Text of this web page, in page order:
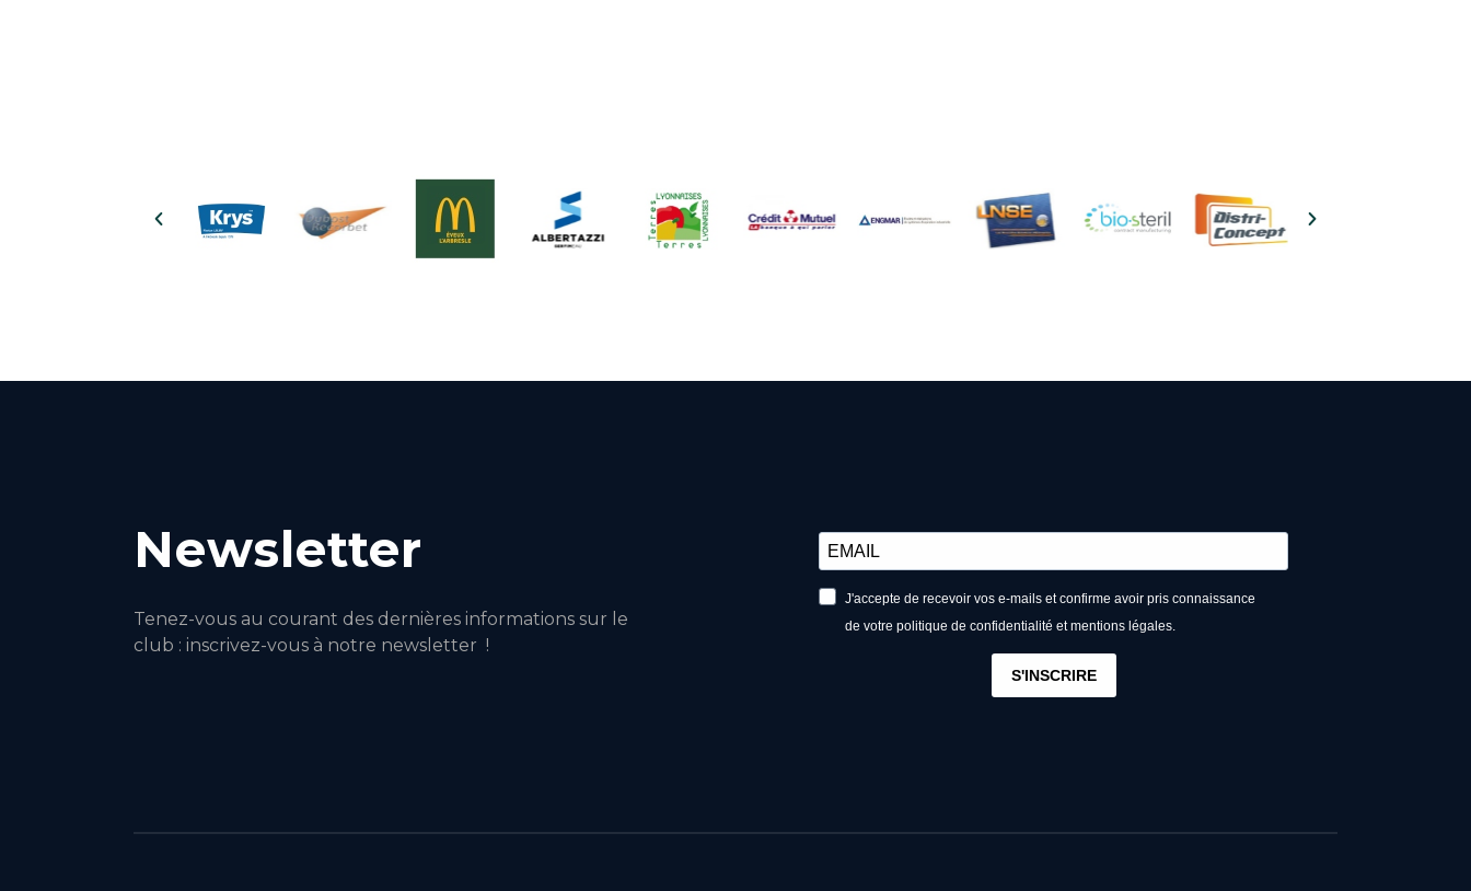
Newsletter
Tenez-vous au courant des dernières informations sur le
club : inscrivez-vous à notre newsletter !
J'accepte de recevoir vos e-mails et confirme avoir pris connaissance
de votre politique de confidentialité et mentions légales.
S'INSCRIRE